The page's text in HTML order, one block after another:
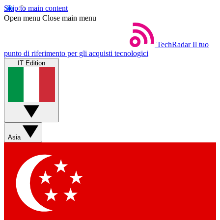
Skip to main content
Open menu Close main menu
TechRadar Il tuo
punto di riferimento per gli acquisti tecnologici
IT Edition
Asia